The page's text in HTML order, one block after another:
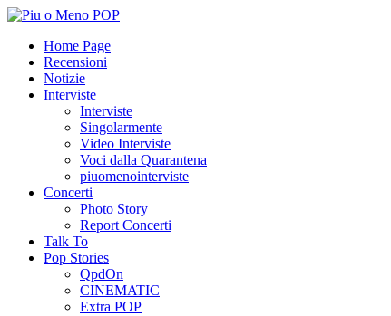
Home Page
Recensioni
Notizie
Interviste
Interviste
Singolarmente
Video Interviste
Voci dalla Quarantena
piuomenointerviste
Concerti
Photo Story
Report Concerti
Talk To
Pop Stories
QpdOn
CINEMATIC
Extra POP